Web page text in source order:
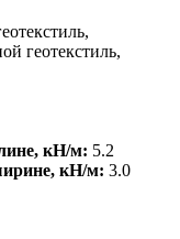
геотекстиль,
кН/м: 5.2
кН/м: 3.0